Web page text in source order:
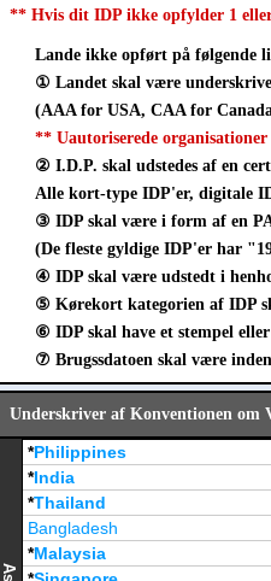
** Hvis dit IDP ikke opfylder 1
Lande ikke opført på følgende
① Landet skal være
(AAA for USA, CAA for
** Uautoriserede
② I.D.P. skal udstedes af en
Alle kort-type IDP'er, digitale
③ IDP skal være i form af en
(De fleste gyldige IDP'er har
④ IDP skal være udstedt i
⑤ Kørekort kategorien af IDP
⑥ IDP skal have et stempel
⑦ Brugssdatoen skal være
Underskriver af Konventionen om
*Philippines
*India
*Thailand
Bangladesh
*Malaysia